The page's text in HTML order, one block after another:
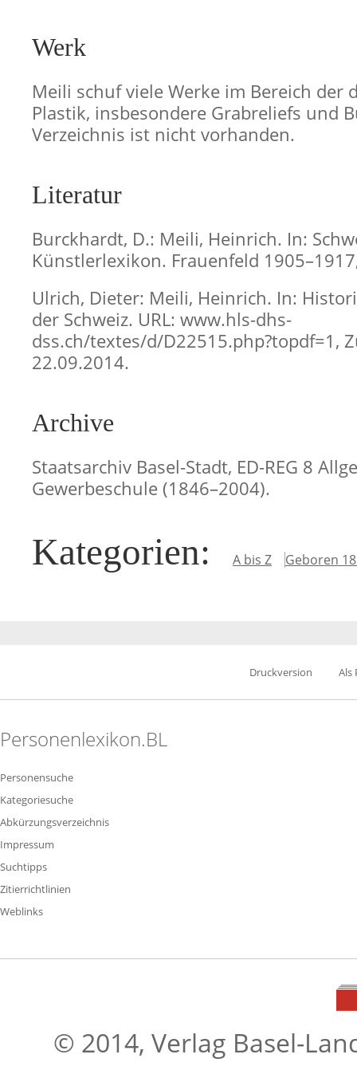
Werk
Meili schuf viele Werke im Bereich der
Plastik, insbesondere Grabreliefs und
Verzeichnis ist nicht vorhanden.
Literatur
Burckhardt, D.: Meili, Heinrich. In:
Künstlerlexikon. Frauenfeld
Ulrich, Dieter: Meili, Heinrich. In:
der Schweiz. URL: www.hls-dhs-
dss.ch/textes/d/D22515.php?topdf=1,
22.09.2014.
Archive
Staatsarchiv Basel-Stadt, ED-REG 8
Gewerbeschule (1846–2004).
Kategorien: A bis Z Geboren
Druckversion Als
Personenlexikon.BL
Personensuche
Kategoriesuche
Abkürzungsverzeichnis
Impressum
Suchtipps
Zitierrichtlinien
Weblinks
© 2014, Verlag Basel-